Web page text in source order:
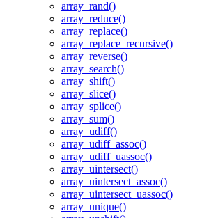
array_rand()
array_reduce()
array_replace()
array_replace_recursive()
array_reverse()
array_search()
array_shift()
array_slice()
array_splice()
array_sum()
array_udiff()
array_udiff_assoc()
array_udiff_uassoc()
array_uintersect()
array_uintersect_assoc()
array_uintersect_uassoc()
array_unique()